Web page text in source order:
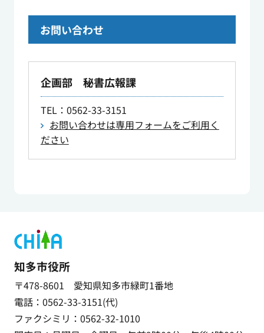
お問い合わせ
企画部 秘書広報課
TEL：0562-33-3151
お問い合わせは専用フォームをご利用く
ださい
知多市役所
〒478-8601 愛知県知多市緑町1番地
電話：0562-33-3151(代)
ファクシミリ：0562-32-1010